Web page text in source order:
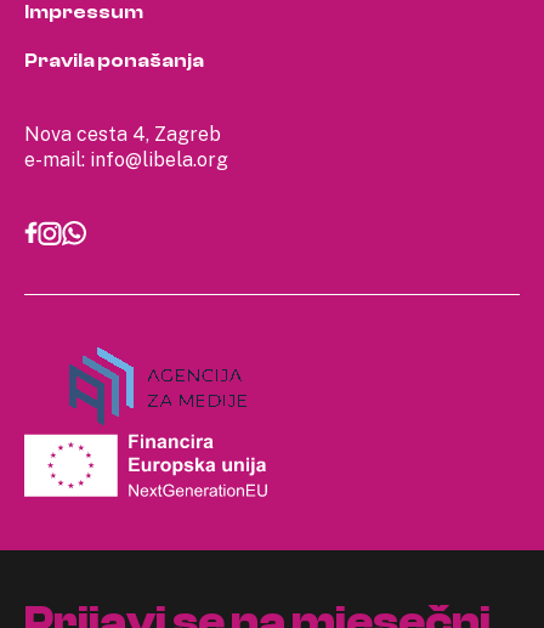
Nova cesta 4, Zagreb
e-mail: info@libela.org
Impressum
Pravila ponašanja